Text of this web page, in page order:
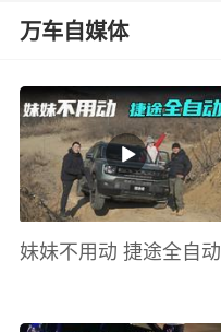
万车自媒体
妹妹不用动 捷途全自动